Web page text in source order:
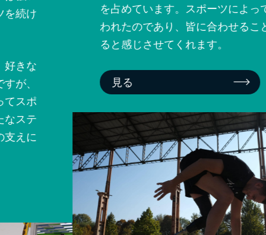
を占めています。スポーツによって彼は救
われたのであり、皆に合わせることができ
ると感じさせてくれます。